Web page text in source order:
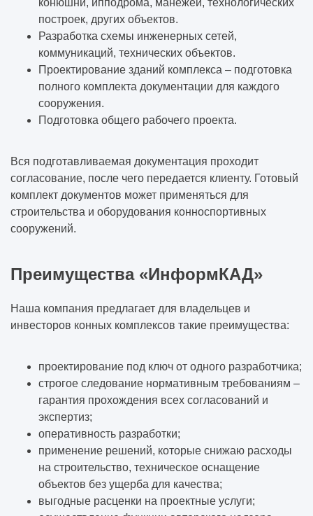
построек, других объектов.
Разработка схемы инженерных сетей,
коммуникаций, технических объектов.
Проектирование зданий комплекса – подготовка
полного комплекта документации для каждого
сооружения.
Подготовка общего рабочего проекта.
Вся подготавливаемая документация проходит
согласование, после чего передается клиенту. Готовый
комплект документов может применяться для
строительства и оборудования конноспортивных
сооружений.
Преимущества «ИнформКАД»
Наша компания предлагает для владельцев и
инвесторов конных комплексов такие преимущества:
проектирование под ключ от одного разработчика;
строгое следование нормативным требованиям –
гарантия прохождения всех согласований и
экспертиз;
оперативность разработки;
применение решений, которые снижаю расходы
на строительство, техническое оснащение
объектов без ущерба для качества;
выгодные расценки на проектные услуги;